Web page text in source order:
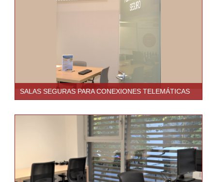
SALAS SEGURAS PARA CONEXIONES TELEMÁTICAS